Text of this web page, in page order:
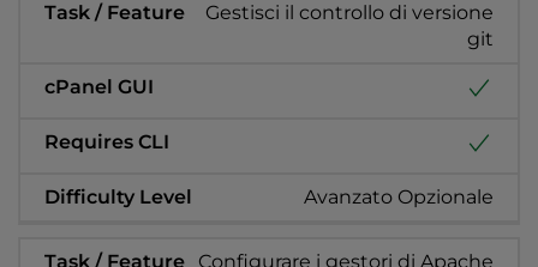
Gestisci il controllo di versione
git
Avanzato Opzionale
Configurare i gestori di Apache